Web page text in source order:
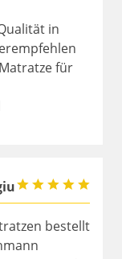
in
für
bestellt